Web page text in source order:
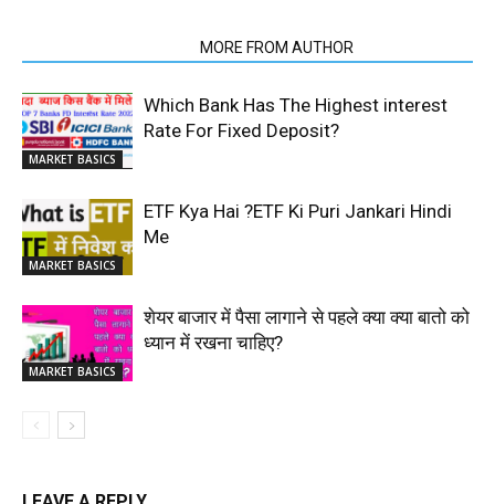
MORE FROM AUTHOR
MARKET BASICS
Which Bank Has The Highest interest
Rate For Fixed Deposit?
MARKET BASICS
ETF Kya Hai ?ETF Ki Puri Jankari Hindi
Me
MARKET BASICS
शेयर बाजार में पैसा लागाने से पहले क्या क्या बातो को
ध्यान में रखना चाहिए?